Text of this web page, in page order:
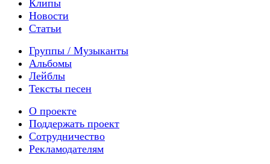
Клипы
Новости
Статьи
Группы / Музыканты
Альбомы
Лейблы
Тексты песен
О проекте
Поддержать проект
Сотрудничество
Рекламодателям